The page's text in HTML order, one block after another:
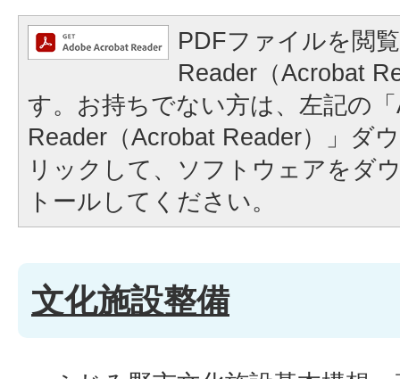
PDFファイルを閲
Reader（Acrobat
す。お持ちでない方は、左記の
Reader（Acrobat Reader）」ダ
リックして、ソフトウェアをダ
トールしてください。
文化施設整備